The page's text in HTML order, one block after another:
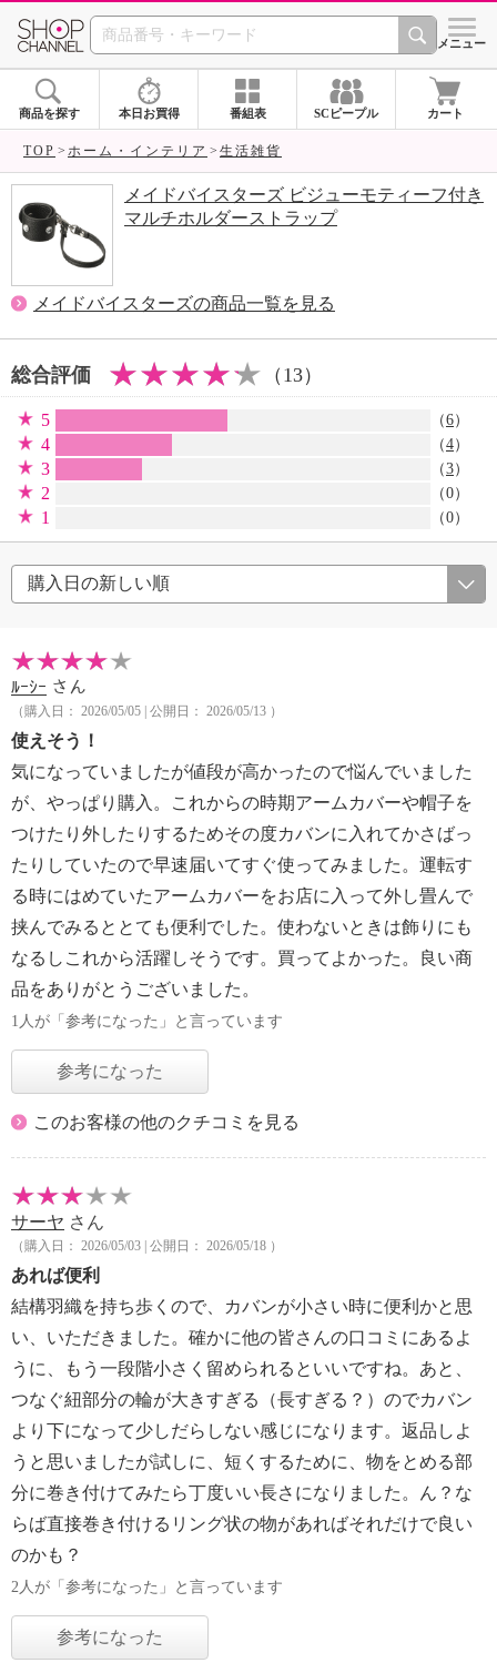
SHOP CHANNEL シメニュー
商品を探す 本日お買得 番組表 SCピープル カート
TOP ホーム・インテリア 生活雑貨
メイドバイスターズ ビジューモティーフ付き
マルチホルダーストラップ
メイドバイスターズの商品一覧を見る
総合評価 （13）
5 （6）
4 （4）
3 （3）
2 （0）
1 （0）
ﾙｰｼｰ さん
（購入日： 2026/05/05 | 公開日： 2026/05/13 ）
使えそう！
気になっていましたが値段が高かったので悩んでいました
が、やっぱり購入。これからの時期アームカバーや帽子を
つけたり外したりするためその度カバンに入れてかさばっ
たりしていたので早速届いてすぐ使ってみました。運転す
る時にはめていたアームカバーをお店に入って外し畳んで
挟んでみるととても便利でした。使わないときは飾りにも
なるしこれから活躍しそうです。買ってよかった。良い商
品をありがとうございました。
1人が「参考になった」と言っています
参考になった
このお客様の他のクチコミを見る
サーヤ さん
（購入日： 2026/05/03 | 公開日： 2026/05/18 ）
あれば便利
結構羽織を持ち歩くので、カバンが小さい時に便利かと思
い、いただきました。確かに他の皆さんの口コミにあるよ
うに、もう一段階小さく留められるといいですね。あと、
つなぐ紐部分の輪が大きすぎる（長すぎる？）のでカバン
より下になって少しだらしない感じになります。返品しよ
うと思いましたが試しに、短くするために、物をとめる部
分に巻き付けてみたら丁度いい長さになりました。ん？な
らば直接巻き付けるリング状の物があればそれだけで良い
のかも？
2人が「参考になった」と言っています
参考になった